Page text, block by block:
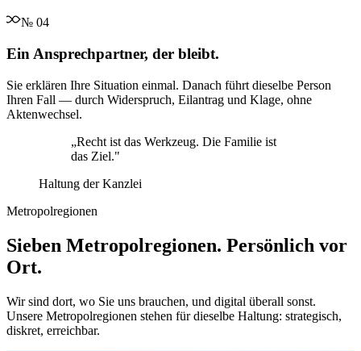
№ 04
Ein Ansprechpartner, der bleibt.
Sie erklären Ihre Situation einmal. Danach führt dieselbe Person
Ihren Fall — durch Widerspruch, Eilantrag und Klage, ohne
Aktenwechsel.
„Recht ist das Werkzeug. Die Familie ist
das Ziel."
Haltung der Kanzlei
Metropolregionen
Sieben Metropolregionen. Persönlich vor
Ort.
Wir sind dort, wo Sie uns brauchen, und digital überall sonst.
Unsere Metropolregionen stehen für dieselbe Haltung: strategisch,
diskret, erreichbar.